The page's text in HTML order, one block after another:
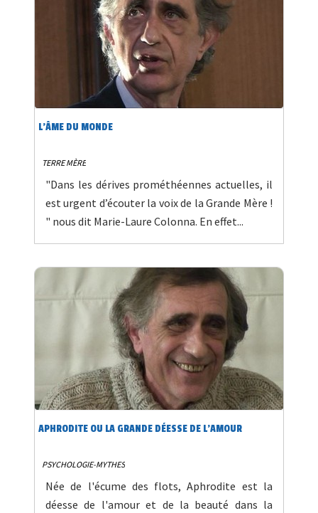
L’ÂME DU MONDE
TERRE MÈRE
"Dans les dérives prométhéennes actuelles, il
est urgent d’écouter la voix de la Grande Mère !
" nous dit Marie-Laure Colonna. En effet...
APHRODITE OU LA GRANDE DÉESSE DE L'AMOUR
PSYCHOLOGIE-MYTHES
Née de l'écume des flots, Aphrodite est la
déesse de l'amour et de la beauté dans la